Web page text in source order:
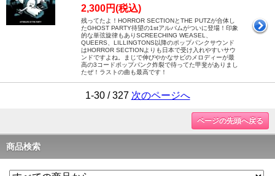
2,300円(税込)
残ってたよ！HORROR SECTIONとTHE PUTZが合体し
たGHOST PARTY待望の1stアルバムがついに登場！印象
的な単弦旋律もありSCREECHING WEASEL、
QUEERS、LILLINGTONS以降のポップパンクサウンド
はHORROR SECTIONよりも日本で受け入れやすいサウ
ンドですよね。まじで伸びやかなサビのメロディーが最
高の3コードポップパンク炸裂で待ってた甲斐がありまし
たぜ！ラストの曲も最高です！
1-30 / 327 次のページへ
ページの先頭へ戻る
商品検索